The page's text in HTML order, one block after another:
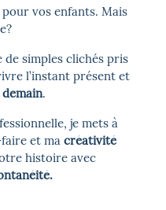
pour vos enfants. Mais
simples clichés pris
l’instant présent et
.
je mets à
et ma créativité
histoire avec